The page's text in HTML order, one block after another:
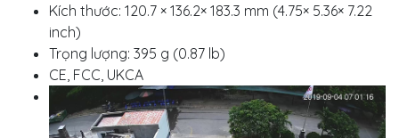
Kích thước: 120.7 × 136.2× 183.3 mm (4.75× 5.36× 7.22
inch)
Trọng lượng: 395 g (0.87 lb)
CE, FCC, UKCA